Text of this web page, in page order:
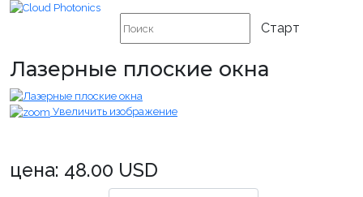
Лазерные плоские окна
Увеличить изображение
цена: 48.00 USD